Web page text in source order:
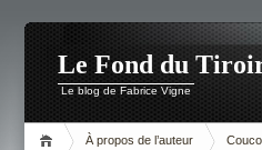
Le Fond du
Le blog de Fabrice Vigne
À propos de l’auteur